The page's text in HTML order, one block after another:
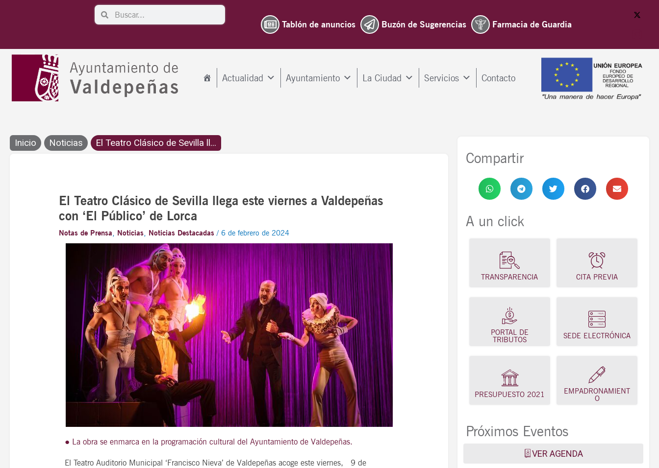
SearchSearch
Tablón de anuncios Buzón de Sugerencias Farmacia de Guardia
Actualidad Ayuntamiento La Ciudad Servicios Contacto
Inicio Noticias El Teatro Clásico de Sevilla ll...
El Teatro Clásico de Sevilla llega este viernes a Valdepeñas
con ‘El Público’ de Lorca
Notas de Prensa, Noticias, Noticias Destacadas / 6 de febrero de 2024
● La obra se enmarca en la programación cultural del Ayuntamiento de Valdepeñas.
El Teatro Auditorio Municipal ‘Francisco Nieva’ de Valdepeñas acoge este viernes, 9 de
Compartir
A un click
TRANSPARENCIA CITA PREVIA
PORTAL DE
TRIBUTOS
SEDE ELECTRÓNICA
PRESUPUESTO 2021
EMPADRONAMIENT
O
Próximos Eventos
VER AGENDA